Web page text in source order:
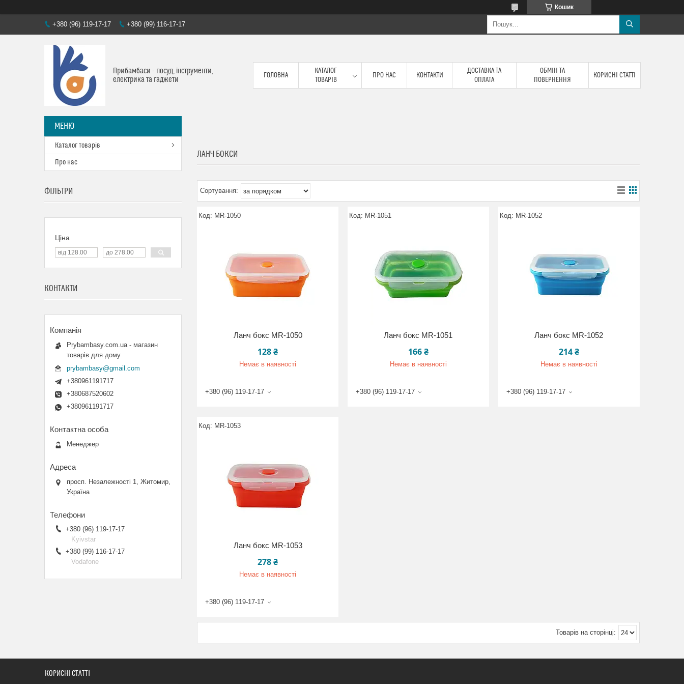
Кошик
+380 (96) 119-17-17 +380 (99) 116-17-17
Прибамбаси - посуд, інструменти,
електрика та гаджети
ГОЛОВНА
КАТАЛОГ
ТОВАРІВ
ПРО НАС КОНТАКТИ
ДОСТАВКА ТА
ОПЛАТА
ОБМІН ТА
ПОВЕРНЕННЯ
КОРИСНІ СТАТТІ
ЛАНЧ БОКСИ
MR-1050
Ланч бокс MR-1050
128 ₴
Немає в наявності
+380 (96) 119-17-17
MR-1051
Ланч бокс MR-1051
166 ₴
Немає в наявності
+380 (96) 119-17-17
MR-1052
Ланч бокс MR-1052
214 ₴
Немає в наявності
+380 (96) 119-17-17
MR-1053
Ланч бокс MR-1053
278 ₴
Немає в наявності
+380 (96) 119-17-17
Каталог товарів
Про нас
ФІЛЬТРИ
Ціна
КОНТАКТИ
Prybambasy.com.ua - магазин
товарів для дому
prybambasy@gmail.com
+380961191717
+380687520602
+380961191717
Менеджер
просп. Незалежності 1, Житомир,
Україна
+380 (96) 119-17-17
Kyivstar
+380 (99) 116-17-17
Vodafone
КОРИСНІ СТАТТІ